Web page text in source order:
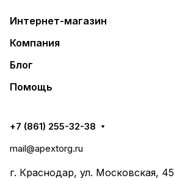
Интернет-магазин
Компания
Блог
Помощь
+7 (861) 255-32-38
mail@apextorg.ru
г. Краснодар, ул. Московская, 45